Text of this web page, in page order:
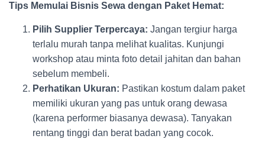
Tips Memulai Bisnis Sewa dengan Paket Hemat:
Pilih Supplier Terpercaya: Jangan tergiur harga
terlalu murah tanpa melihat kualitas. Kunjungi
workshop atau minta foto detail jahitan dan bahan
sebelum membeli.
Perhatikan Ukuran: Pastikan kostum dalam paket
memiliki ukuran yang pas untuk orang dewasa
(karena performer biasanya dewasa). Tanyakan
rentang tinggi dan berat badan yang cocok.